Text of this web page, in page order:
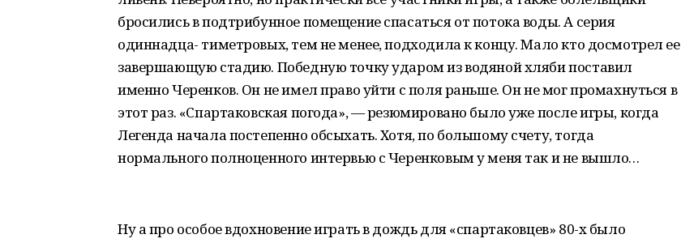
бросились в подтрибунное помещение спасаться от потока воды. А серия
одиннадца- тиметровых, тем не менее, подходила к концу. Мало кто досмотрел ее
завершающую стадию. Победную точку ударом из водяной хляби поставил
именно Черенков. Он не имел право уйти с поля раньше. Он не мог промахнуться в
этот раз. «Спартаковская погода», — резюмировано было уже после игры, когда
Легенда начала постепенно обсыхать. Хотя, по большому счету, тогда
нормального полноценного интервью с Черенковым у меня так и не вышло…
Ну а про особое вдохновение играть в дождь для «спартаковцев» 80-х было